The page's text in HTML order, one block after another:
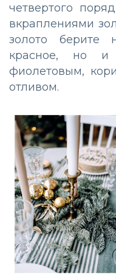
четвертого
вкраплениями
золото берите
красное, но и
фиолетовым,
отливом.